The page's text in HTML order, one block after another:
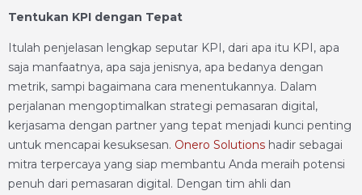
Tentukan KPI dengan Tepat
Itulah penjelasan lengkap seputar KPI, dari apa itu KPI, apa
saja manfaatnya, apa saja jenisnya, apa bedanya dengan
metrik, sampi bagaimana cara menentukannya. Dalam
perjalanan mengoptimalkan strategi pemasaran digital,
kerjasama dengan partner yang tepat menjadi kunci penting
untuk mencapai kesuksesan. Onero Solutions hadir sebagai
mitra terpercaya yang siap membantu Anda meraih potensi
penuh dari pemasaran digital. Dengan tim ahli dan